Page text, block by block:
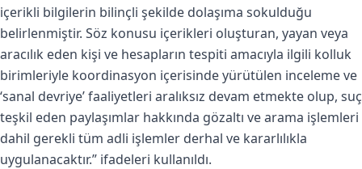
içerikli bilgilerin bilinçli şekilde dolaşıma sokulduğu
belirlenmiştir. Söz konusu içerikleri oluşturan, yayan veya
aracılık eden kişi ve hesapların tespiti amacıyla ilgili kolluk
birimleriyle koordinasyon içerisinde yürütülen inceleme ve
‘sanal devriye’ faaliyetleri aralıksız devam etmekte olup, suç
teşkil eden paylaşımlar hakkında gözaltı ve arama işlemleri
dahil gerekli tüm adli işlemler derhal ve kararlılıkla
uygulanacaktır.” ifadeleri kullanıldı.